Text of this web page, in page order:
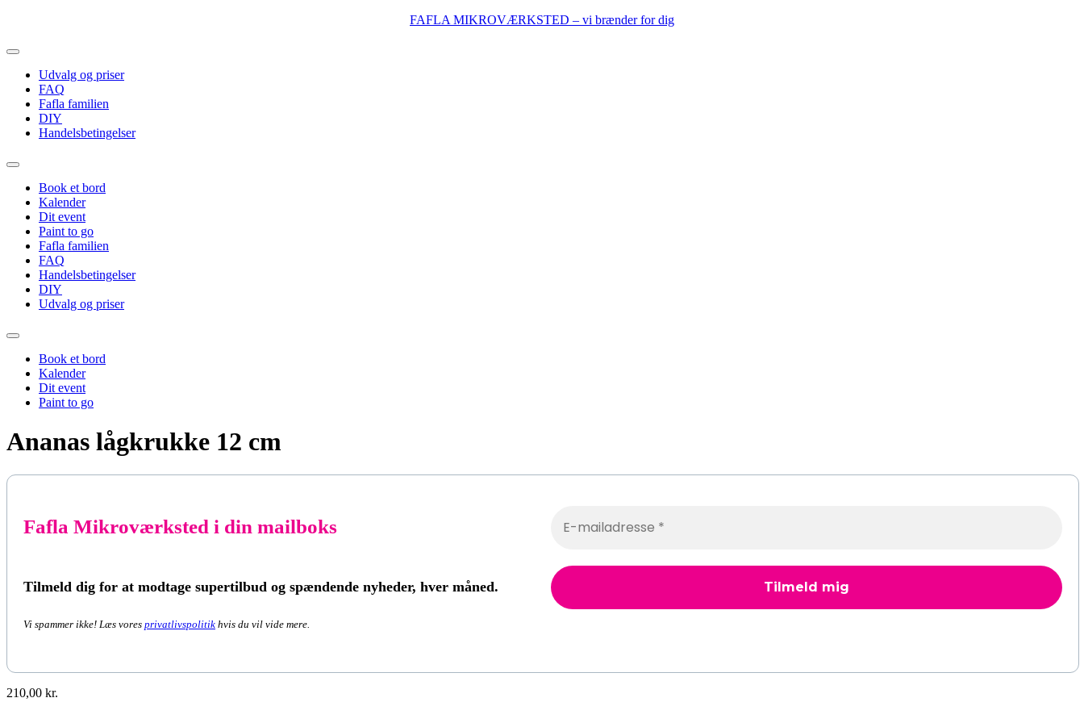
indhold
FAFLA MIKROVÆRKSTED – vi brænder for dig
Udvalg og priser
FAQ
Fafla familien
DIY
Handelsbetingelser
Book et bord
Kalender
Dit event
Paint to go
Fafla familien
FAQ
Handelsbetingelser
DIY
Udvalg og priser
Book et bord
Kalender
Dit event
Paint to go
Ananas lågkrukke 12 cm
Fafla Mikroværksted i din mailboks
Tilmeld dig for at modtage supertilbud og spændende nyheder, hver måned.
Vi spammer ikke! Læs vores privatlivspolitik hvis du vil vide mere.
210,00 kr.